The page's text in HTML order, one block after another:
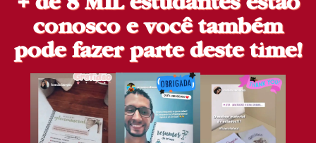
conosco e você também
pode fazer parte deste time!